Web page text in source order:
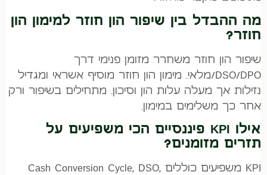
מה ההבדל בין שיפור הון חוזר למימון הון
חוזר?
שיפור הון חוזר משחרר מזומן פנימי דרך
DSO/DPO/מלאי. מימון הון חוזר מוסיף אשראי ומגדיל
נזילות אך מעלה עלות הון וסיכון. מתחילים בשיפור ורק
אחר כך משלימים במימון.
אילו KPI פיננסיים הכי משפיעים על
תזרים מזומנים?
KPI משפיעים כוללים Cash Conversion Cycle, DSO,